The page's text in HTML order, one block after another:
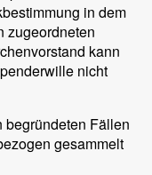
in dem
zugeordneten
kann
nicht
begründeten Fällen
gesammelt